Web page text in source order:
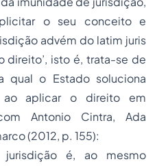
o seu conceito e
advém do latim juris
direito’, isto é, trata-se de
qual o Estado soluciona
ao aplicar o direito em
Antonio Cintra, Ada
(2012, p. 155):
é, ao mesmo